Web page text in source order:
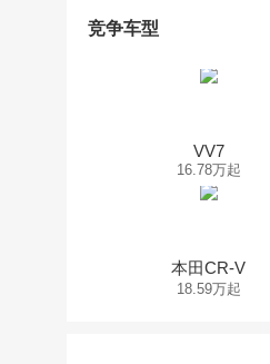
竞争车型
VV7
16.78万起
本田CR-V
18.59万起